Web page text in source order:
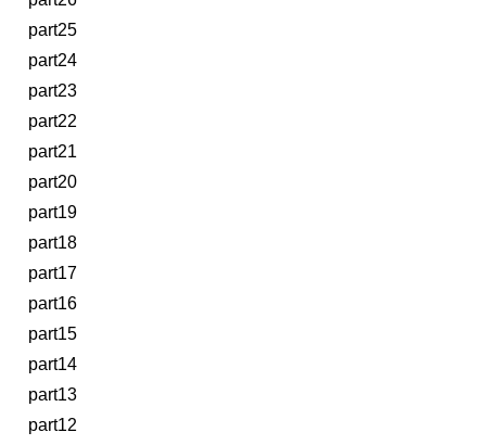
part25
part24
part23
part22
part21
part20
part19
part18
part17
part16
part15
part14
part13
part12